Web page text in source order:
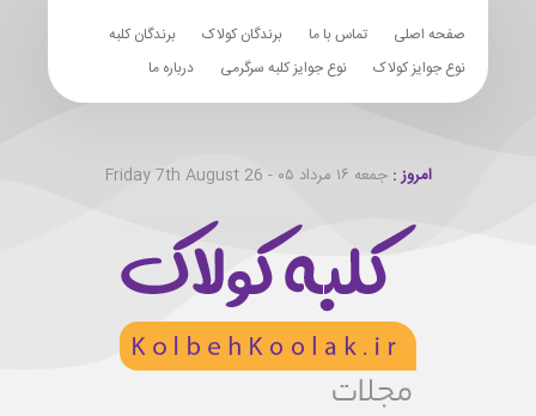
صفحه اصلی تماس با ما برندگان کولاک
برندگان کلبه
نوع جوایز کولاک
نوع جوایز کلبه سرگرمی درباره ما
امروز :جمعه ۱۶ مرداد ۰۵ - Friday 7th August 26